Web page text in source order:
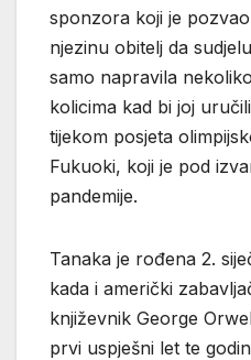
sponzora koji je
njezinu obitelj da
samo napravila
kolicima kad bi joj
tijekom posjeta
Fukuoki, koji je pod
pandemije.
Tanaka je rođena 2.
kada i američki
književnik George
prvi uspješni let te